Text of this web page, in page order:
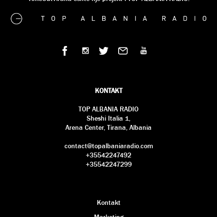
KONTAKT
TOP ALBANIA RADIO
Sheshi Italia 1,
Arena Center, Tirana, Albania
contact@topalbaniaradio.com
+35542247492
+35542247299
Kontakt